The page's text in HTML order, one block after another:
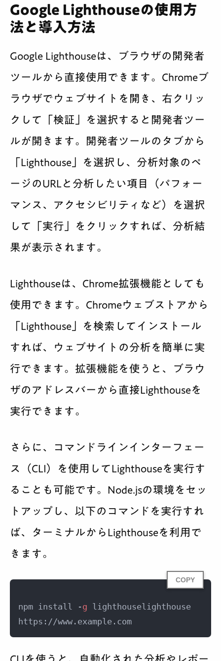
Google Lighthouseの使用方
法と導入方法
Google Lighthouseは、ブラウザの開発者
ツールから直接使用できます。Chromeブ
ラウザでウェブサイトを開き、右クリッ
クして「検証」を選択すると開発者ツー
ルが開きます。開発者ツールのタブから
「Lighthouse」を選択し、分析対象のペ
ージのURLと分析したい項目（パフォー
マンス、アクセシビリティなど）を選択
して「実行」をクリックすれば、分析結
果が表示されます。
Lighthouseは、Chrome拡張機能としても
使用できます。Chromeウェブストアから
「Lighthouse」を検索してインストール
すれば、ウェブサイトの分析を簡単に実
行できます。拡張機能を使うと、ブラウ
ザのアドレスバーから直接Lighthouseを
実行できます。
さらに、コマンドラインインターフェー
ス（CLI）を使用してLighthouseを実行す
ることも可能です。Node.jsの環境をセッ
トアップし、以下のコマンドを実行すれ
ば、ターミナルからLighthouseを利用で
きます。
COPY
npm install -g lighthouselighthouse
https://www.example.com